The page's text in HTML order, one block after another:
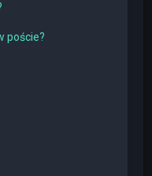
poście?